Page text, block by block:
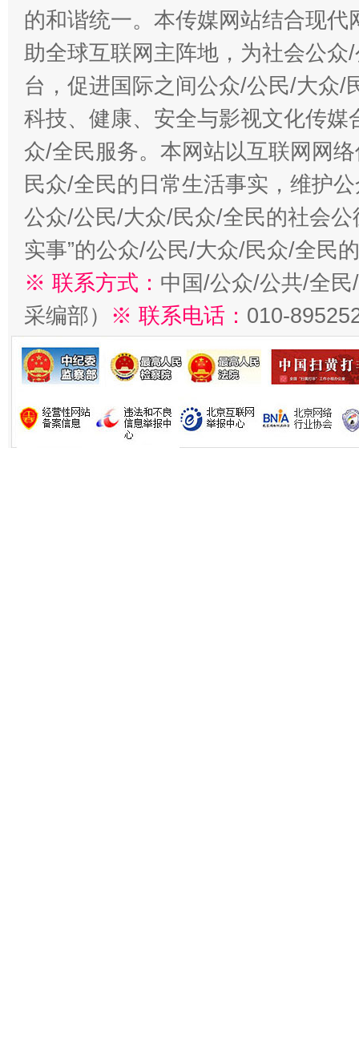
的和谐统一。本传媒网站结合现
助全球互联网主阵地，为社会公
台，促进国际之间公众/公民/大众/
科技、健康、安全与影视文化传
众/全民服务。本网站以互联网网
民众/全民的日常生活事实，维护
公众/公民/大众/民众/全民的社会公
实事”的公众/公民/大众/民众/全民
※ 联系方式： 中国/公众/公共/全
采编部） ※ 联系电话： 010-